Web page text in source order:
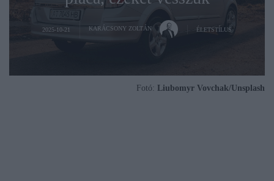
2025-10-21 KARÁCSONY ZOLTÁN ÉLETSTÍLUS
Fotó: Liubomyr Vovchak/Unsplash